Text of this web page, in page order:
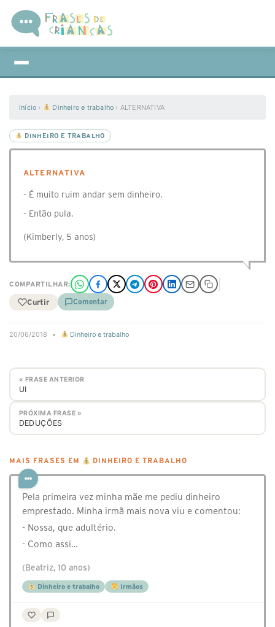
Início › Dinheiro e trabalho › ALTERNATIVA
DINHEIRO E TRABALHO
ALTERNATIVA
- É muito ruim andar sem dinheiro.
- Então pula.
(Kimberly, 5 anos)
COMPARTILHAR:
Curtir Comentar
20/06/2018 • Dinheiro e trabalho
« FRASE ANTERIOR
UI
PRÓXIMA FRASE »
DEDUÇÕES
MAIS FRASES EM DINHEIRO E TRABALHO
Pela primeira vez minha mãe me pediu dinheiro
emprestado. Minha irmã mais nova viu e comentou:
- Nossa, que adultério.
- Como assi…
(Beatriz, 10 anos)
Dinheiro e trabalho Irmãos